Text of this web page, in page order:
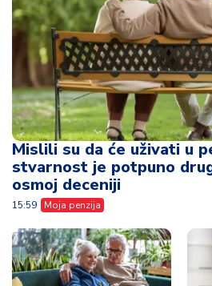
Mislili su da će uživati u
stvarnost je potpuno
osmoj deceniji
15:59 Moja penzija